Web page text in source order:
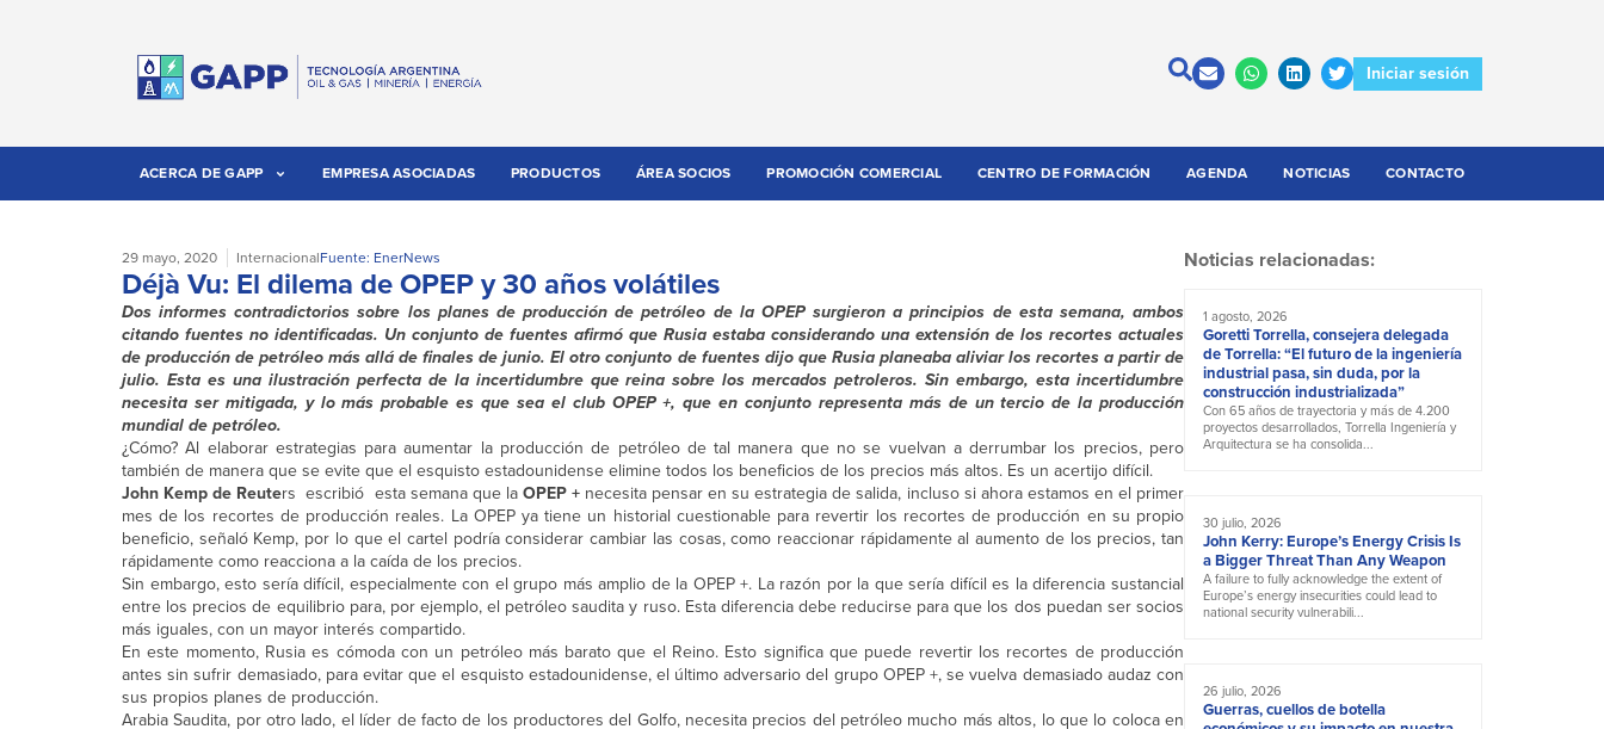
Iniciar sesión
ACERCA DE GAPP EMPRESA ASOCIADAS PRODUCTOS ÁREA SOCIOS PROMOCIÓN COMERCIAL CENTRO DE FORMACIÓN AGENDA NOTICIAS CONTACTO
29 mayo, 2020 InternacionalFuente: EnerNews
Déjà Vu: El dilema de OPEP y 30 años volátiles
Dos informes contradictorios sobre los planes de producción de petróleo de la OPEP surgieron a principios de esta semana, ambos
citando fuentes no identificadas. Un conjunto de fuentes afirmó que Rusia estaba considerando una extensión de los recortes actuales
de producción de petróleo más allá de finales de junio. El otro conjunto de fuentes dijo que Rusia planeaba aliviar los recortes a partir de
julio. Esta es una ilustración perfecta de la incertidumbre que reina sobre los mercados petroleros. Sin embargo, esta incertidumbre
necesita ser mitigada, y lo más probable es que sea el club OPEP +, que en conjunto representa más de un tercio de la producción
mundial de petróleo.
¿Cómo? Al elaborar estrategias para aumentar la producción de petróleo de tal manera que no se vuelvan a derrumbar los precios, pero
también de manera que se evite que el esquisto estadounidense elimine todos los beneficios de los precios más altos. Es un acertijo difícil.
John Kemp de Reuters escribió esta semana que laOPEP +necesita pensar en su estrategia de salida, incluso si ahora estamos en el primer
mes de los recortes de producción reales. La OPEP ya tiene un historial cuestionable para revertir los recortes de producción en su propio
beneficio, señaló Kemp, por lo que el cartel podría considerar cambiar las cosas, como reaccionar rápidamente al aumento de los precios, tan
rápidamente como reacciona a la caída de los precios.
Sin embargo, esto sería difícil, especialmente con el grupo más amplio de la OPEP +. La razón por la que sería difícil es la diferencia sustancial
entre los precios de equilibrio para, por ejemplo, el petróleo saudita y ruso. Esta diferencia debe reducirse para que los dos puedan ser socios
más iguales, con un mayor interés compartido.
En este momento, Rusia es cómoda con un petróleo más barato que el Reino. Esto significa que puede revertir los recortes de producción
antes sin sufrir demasiado, para evitar que el esquisto estadounidense, el último adversario del grupo OPEP +, se vuelva demasiado audaz con
sus propios planes de producción.
Arabia Saudita, por otro lado, el líder de facto de los productores del Golfo, necesita precios del petróleo mucho más altos, lo que lo coloca en
Noticias relacionadas:
1 agosto, 2026
Goretti Torrella, consejera delegada
de Torrella: “El futuro de la ingeniería
industrial pasa, sin duda, por la
construcción industrializada”
Con 65 años de trayectoria y más de 4.200
proyectos desarrollados, Torrella Ingeniería y
Arquitectura se ha consolida...
30 julio, 2026
John Kerry: Europe’s Energy Crisis Is
a Bigger Threat Than Any Weapon
A failure to fully acknowledge the extent of
Europe’s energy insecurities could lead to
national security vulnerabili...
26 julio, 2026
Guerras, cuellos de botella